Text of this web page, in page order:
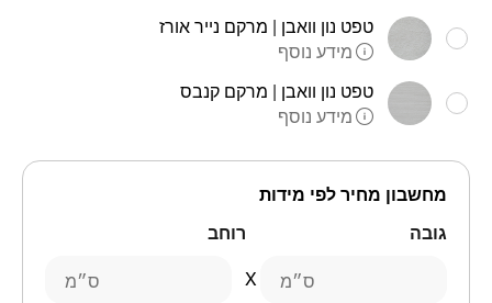
טפט נון וואבן | מרקם נייר אורז
מידע נוסף
טפט נון וואבן | מרקם קנבס
מידע נוסף
מחשבון מחיר לפי מידות
גובה
ס״מ
רוחב
ס״מ